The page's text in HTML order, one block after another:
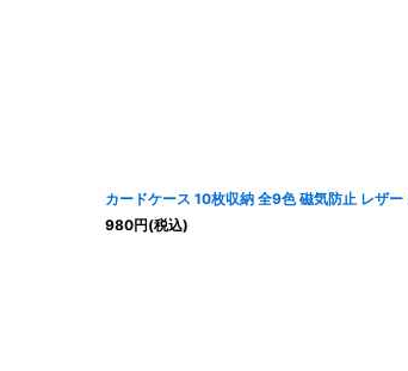
カードケース 10枚収納 全9色 磁気防止 レザ
980円(税込)